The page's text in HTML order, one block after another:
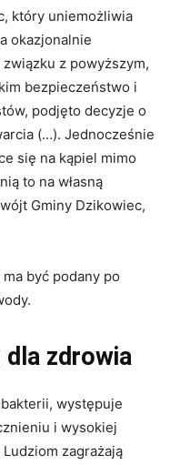
który uniemożliwia
okazjonalnie
z powyższym,
bezpieczeństwo i
podjęto decyzje o
(…). Jednocześnie
się na kąpiel mimo
to na własną
Gminy Dzikowiec,
być podany po
dla zdrowia
występuje
i wysokiej
zagrażają